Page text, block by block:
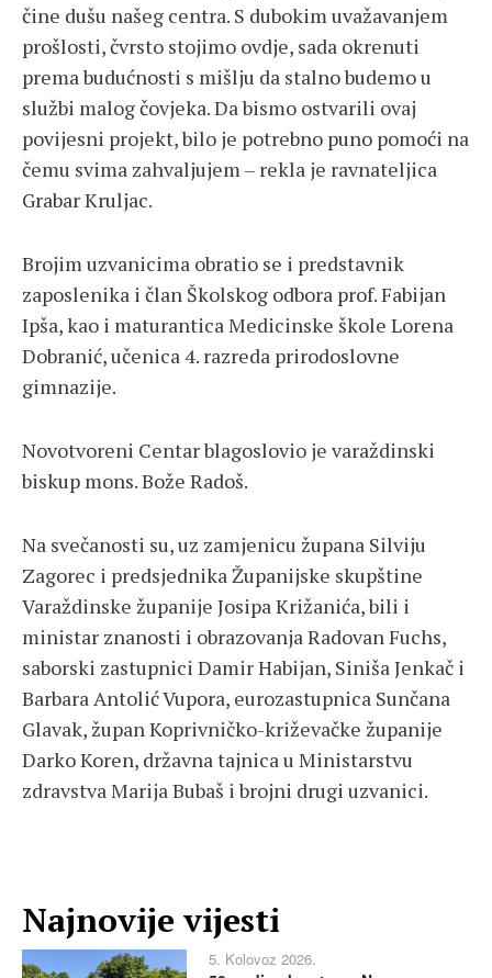
čine dušu našeg centra. S dubokim uvažavanjem
prošlosti, čvrsto stojimo ovdje, sada okrenuti
prema budućnosti s mišlju da stalno budemo u
službi malog čovjeka. Da bismo ostvarili ovaj
povijesni projekt, bilo je potrebno puno pomoći na
čemu svima zahvaljujem – rekla je ravnateljica
Grabar Kruljac.
Brojim uzvanicima obratio se i predstavnik
zaposlenika i član Školskog odbora prof. Fabijan
Ipša, kao i maturantica Medicinske škole Lorena
Dobranić, učenica 4. razreda prirodoslovne
gimnazije.
Novotvoreni Centar blagoslovio je varaždinski
biskup mons. Bože Radoš.
Na svečanosti su, uz zamjenicu župana Silviju
Zagorec i predsjednika Županijske skupštine
Varaždinske županije Josipa Križanića, bili i
ministar znanosti i obrazovanja Radovan Fuchs,
saborski zastupnici Damir Habijan, Siniša Jenkač i
Barbara Antolić Vupora, eurozastupnica Sunčana
Glavak, župan Koprivničko-križevačke županije
Darko Koren, državna tajnica u Ministarstvu
zdravstva Marija Bubaš i brojni drugi uzvanici.
Najnovije vijesti
5. Kolovoz 2026.